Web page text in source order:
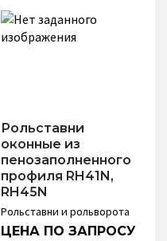
Рольставни
оконные из
пенозаполненного
профиля RH41N,
RH45N
Рольставни и рольворота